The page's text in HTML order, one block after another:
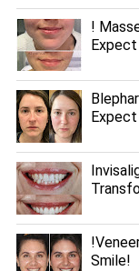
!
Expect
Expect
Smile!